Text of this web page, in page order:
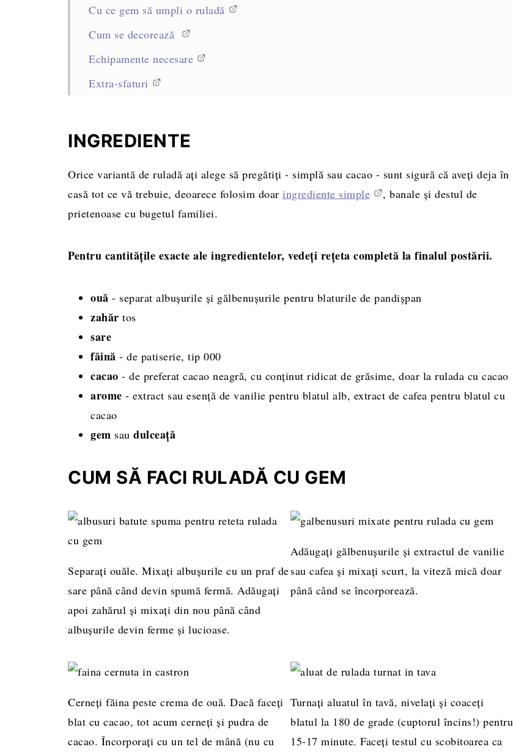
Cu ce gem să umpli o ruladă
Cum se decorează
Echipamente necesare
Extra-sfaturi
Alte rețete de rulade
Rețeta completă, cantități și mod de preparare
INGREDIENTE
Orice variantă de ruladă ați alege să pregătiți - simplă sau cacao - sunt sigură că aveți deja în
casă tot ce vă trebuie, deoarece folosim doar ingrediente simple
, banale și destul de
prietenoase cu bugetul familiei.
Pentru cantitățile exacte ale ingredientelor, vedeți rețeta completă la finalul postării.
ouă - separat albușurile și gălbenușurile pentru blaturile de pandișpan
zahăr tos
sare
făină - de patiserie, tip 000
cacao - de preferat cacao neagră, cu conținut ridicat de grăsime, doar la rulada cu cacao
arome - extract sau esență de vanilie pentru blatul alb, extract de cafea pentru blatul cu
cacao
gem sau dulceață
CUM SĂ FACI RULADĂ CU GEM
Separați ouăle. Mixați albușurile cu un praf de
sare până când devin spumă fermă. Adăugați
apoi zahărul și mixați din nou până când
albușurile devin ferme și lucioase.
Adăugați gălbenușurile și extractul de vanilie
sau cafea și mixați scurt, la viteză mică doar
până când se încorporează.
Cerneți făina peste crema de ouă. Dacă faceți
blat cu cacao, tot acum cerneți și pudra de
cacao. Încorporați cu un tel de mână (nu cu
Turnați aluatul în tavă, nivelați și coaceți
blatul la 180 de grade (cuptorul încins!) pentru
15-17 minute. Faceți testul cu scobitoarea ca